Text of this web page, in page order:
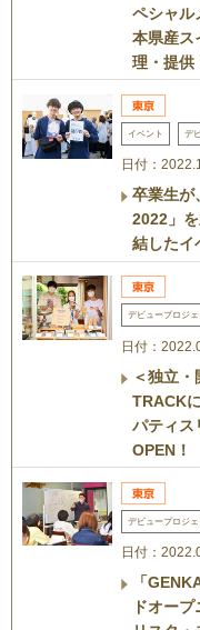
ペシャル
本県産ス
理・提供
イベント デ
日付：
卒業生が
2022」
結したイ
デビュープロジェ
日付：
＜独立
TRACK
パティ
OPEN！
デビュープロジェ
日付：
「
ドオー